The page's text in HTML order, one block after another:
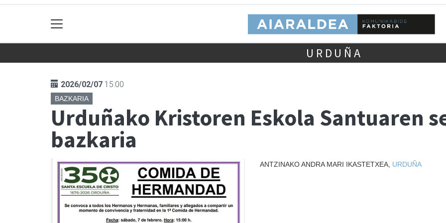
URDUÑA
2026/02/07 15:00
BAZKARIA
Urduñako Kristoren Eskola Santuaren
bazkaria
ANTZINAKO ANDRA MARI IKASTETXEA, URDUÑA